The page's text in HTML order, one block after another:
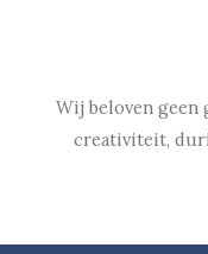
Wij beloven geen
creativiteit,